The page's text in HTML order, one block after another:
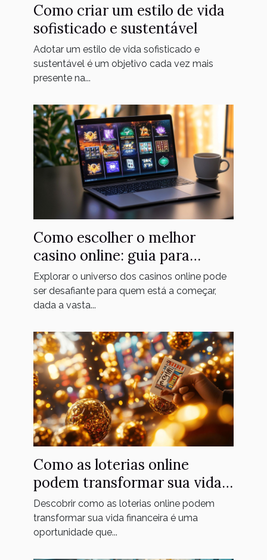
Como criar um estilo de vida
sofisticado e sustentável
Adotar um estilo de vida sofisticado e
sustentável é um objetivo cada vez mais
presente na...
Como escolher o melhor
casino online: guia para
iniciantes
Explorar o universo dos casinos online pode
ser desafiante para quem está a começar,
dada a vasta...
Como as loterias online
podem transformar sua vida
financeira
Descobrir como as loterias online podem
transformar sua vida financeira é uma
oportunidade que...